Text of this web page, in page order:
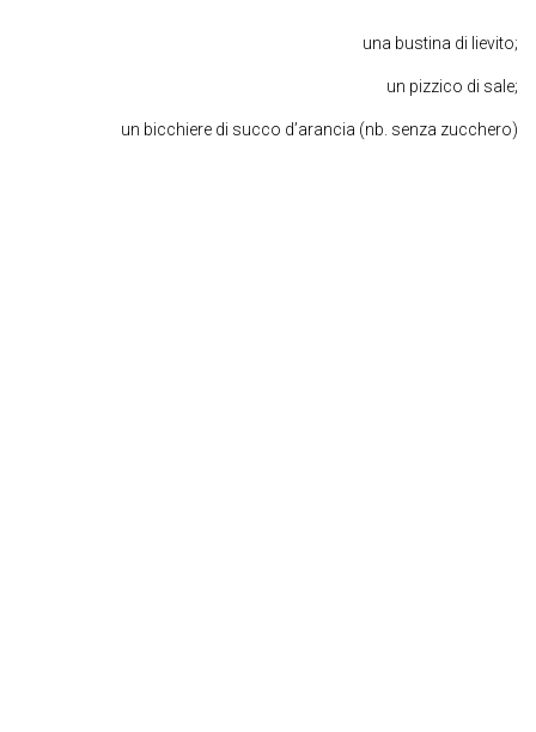
una bustina di lievito;
un pizzico di sale;
un bicchiere di succo d’arancia (nb. senza zucchero)